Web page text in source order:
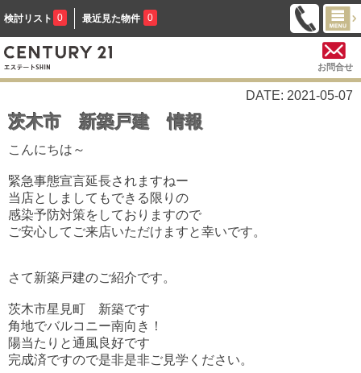
検討リスト 0 最近見た物件 0
お問合せ
DATE: 2021-05-07
茨木市 新築戸建 情報
こんにちは～
緊急事態宣言延長されますねー
当店としましてもできる限りの
感染予防対策をしておりますので
ご安心してご来店いただけますと幸いです。
さて新築戸建のご紹介です。
茨木市星見町 新築です
角地でバルコニー南向き！
陽当たりと通風良好です
完成済ですので是非是非ご見学ください。